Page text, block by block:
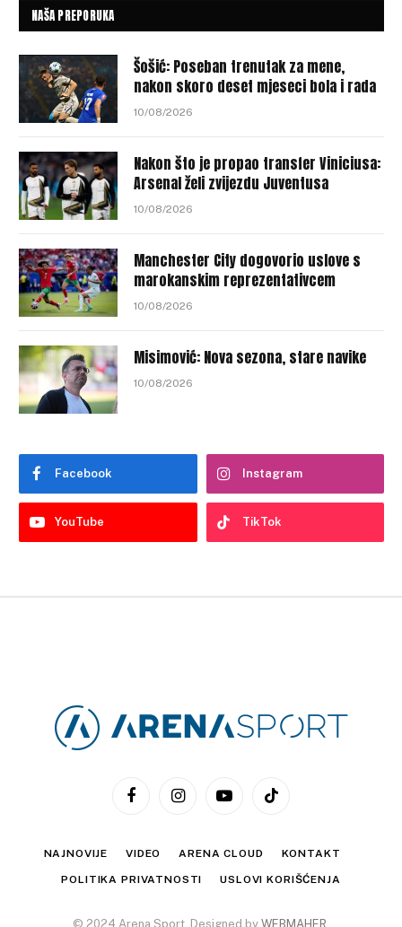
NAŠA PREPORUKA
Šošić: Poseban trenutak za mene,
nakon skoro deset mjeseci bola i rada
10/08/2026
Nakon što je propao transfer Viniciusa:
Arsenal želi zvijezdu Juventusa
10/08/2026
Manchester City dogovorio uslove s
marokanskim reprezentativcem
10/08/2026
Misimović: Nova sezona, stare navike
10/08/2026
Facebook Instagram
YouTube TikTok
FacebookInstagramYouTubeTikTok
NAJNOVIJE VIDEO ARENA CLOUD KONTAKT
POLITIKA PRIVATNOSTI USLOVI KORIŠĆENJA
© 2024 Arena Sport. Designed by WEBMAHER